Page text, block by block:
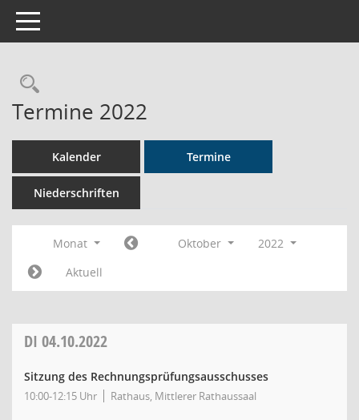
Toggle navigation
Rechercheauswahl
Termine 2022
Kalender Termine
Niederschriften
Monat Oktober
2022
Aktuell
DI 04.10.2022
Sitzung des Rechnungsprüfungsausschusses
10:00-12:15 Uhr Rathaus, Mittlerer Rathaussaal